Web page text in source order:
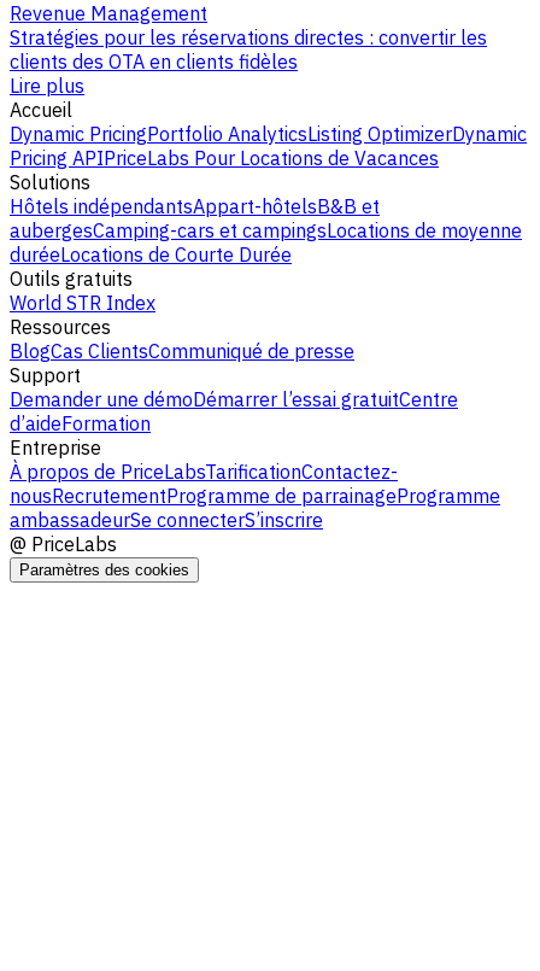
Revenue Management
Stratégies pour les réservations directes : convertir les
clients des OTA en clients fidèles
Lire plus
Accueil
Dynamic PricingPortfolio AnalyticsListing OptimizerDynamic
Pricing APIPriceLabs Pour Locations de Vacances
Solutions
Hôtels indépendantsAppart-hôtelsB&B et
aubergesCamping-cars et campingsLocations de moyenne
duréeLocations de Courte Durée
Outils gratuits
World STR Index
Ressources
BlogCas ClientsCommuniqué de presse
Support
Demander une démoDémarrer l’essai gratuitCentre
d’aideFormation
Entreprise
À propos de PriceLabsTarificationContactez-
nousRecrutementProgramme de parrainageProgramme
ambassadeurSe connecterS’inscrire
@ PriceLabs
Paramètres des cookies